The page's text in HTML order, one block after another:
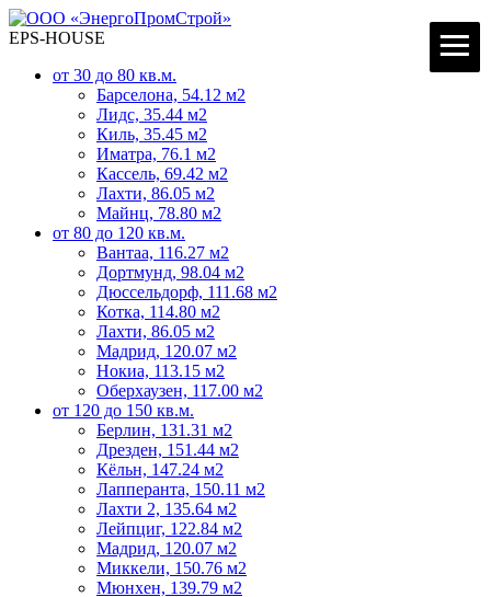
≡
EPS-HOUSE
от 30 до 80 кв.м.
Барселона, 54.12 м2
Лидс, 35.44 м2
Киль, 35.45 м2
Иматра, 76.1 м2
Кассель, 69.42 м2
Лахти, 86.05 м2
Майнц, 78.80 м2
от 80 до 120 кв.м.
Вантаа, 116.27 м2
Дортмунд, 98.04 м2
Дюссельдорф, 111.68 м2
Котка, 114.80 м2
Лахти, 86.05 м2
Мадрид, 120.07 м2
Нокиа, 113.15 м2
Оберхаузен, 117.00 м2
от 120 до 150 кв.м.
Берлин, 131.31 м2
Дрезден, 151.44 м2
Кёльн, 147.24 м2
Лапперанта, 150.11 м2
Лахти 2, 135.64 м2
Лейпциг, 122.84 м2
Мадрид, 120.07 м2
Миккели, 150.76 м2
Мюнхен, 139.79 м2